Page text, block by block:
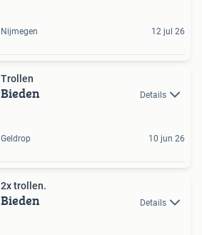
Nijmegen 12 jul 26
Trollen
Bieden Details
Geldrop 10 jun 26
2x trollen.
Bieden Details